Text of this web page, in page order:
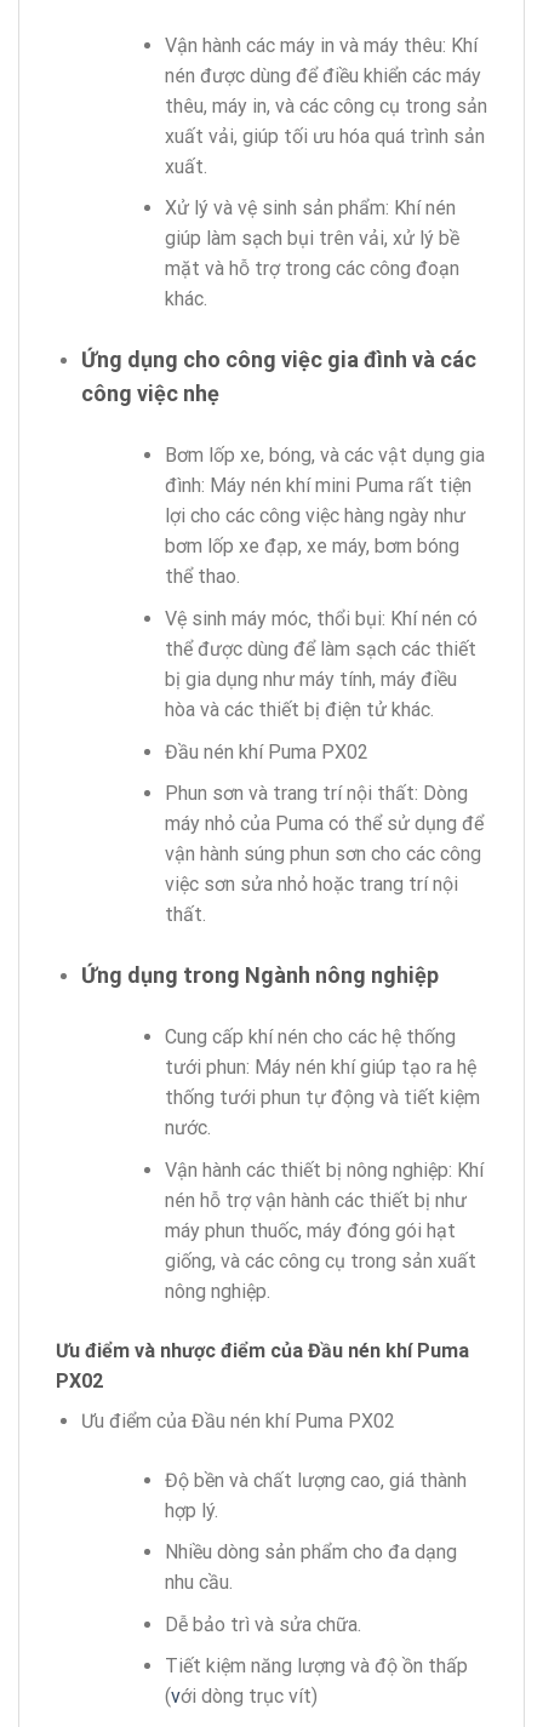
Vận hành các máy in và máy thêu: Khí
nén được dùng để điều khiển các máy
thêu, máy in, và các công cụ trong sản
xuất vải, giúp tối ưu hóa quá trình sản
xuất.
Xử lý và vệ sinh sản phẩm: Khí nén
giúp làm sạch bụi trên vải, xử lý bề
mặt và hỗ trợ trong các công đoạn
khác.
Ứng dụng cho công việc gia đình và các
công việc nhẹ
Bơm lốp xe, bóng, và các vật dụng gia
đình: Máy nén khí mini Puma rất tiện
lợi cho các công việc hàng ngày như
bơm lốp xe đạp, xe máy, bơm bóng
thể thao.
Vệ sinh máy móc, thổi bụi: Khí nén có
thể được dùng để làm sạch các thiết
bị gia dụng như máy tính, máy điều
hòa và các thiết bị điện tử khác.
Đầu nén khí Puma PX02
Phun sơn và trang trí nội thất: Dòng
máy nhỏ của Puma có thể sử dụng để
vận hành súng phun sơn cho các công
việc sơn sửa nhỏ hoặc trang trí nội
thất.
Ứng dụng trong Ngành nông nghiệp
Cung cấp khí nén cho các hệ thống
tưới phun: Máy nén khí giúp tạo ra hệ
thống tưới phun tự động và tiết kiệm
nước.
Vận hành các thiết bị nông nghiệp: Khí
nén hỗ trợ vận hành các thiết bị như
máy phun thuốc, máy đóng gói hạt
giống, và các công cụ trong sản xuất
nông nghiệp.
Ưu điểm và nhược điểm của Đầu nén khí Puma
PX02
Ưu điểm của Đầu nén khí Puma PX02
Độ bền và chất lượng cao, giá thành
hợp lý.
Nhiều dòng sản phẩm cho đa dạng
nhu cầu.
Dễ bảo trì và sửa chữa.
Tiết kiệm năng lượng và độ ồn thấp
(với dòng trục vít)